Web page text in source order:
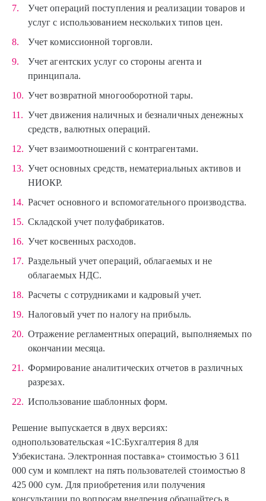
Учет операций поступления и реализации товаров и
услуг с использованием нескольких типов цен.
Учет комиссионной торговли.
Учет агентских услуг со стороны агента и
принципала.
Учет возвратной многооборотной тары.
Учет движения наличных и безналичных денежных
средств, валютных операций.
Учет взаимоотношений с контрагентами.
Учет основных средств, нематериальных активов и
НИОКР.
Расчет основного и вспомогательного производства.
Складской учет полуфабрикатов.
Учет косвенных расходов.
Раздельный учет операций, облагаемых и не
облагаемых НДС.
Расчеты с сотрудниками и кадровый учет.
Налоговый учет по налогу на прибыль.
Отражение регламентных операций, выполняемых по
окончании месяца.
Формирование аналитических отчетов в различных
разрезах.
Использование шаблонных форм.
Решение выпускается в двух версиях:
однопользовательская «1С:Бухгалтерия 8 для
Узбекистана. Электронная поставка» стоимостью 3 611
000 сум и комплект на пять пользователей стоимостью 8
425 000 сум. Для приобретения или получения